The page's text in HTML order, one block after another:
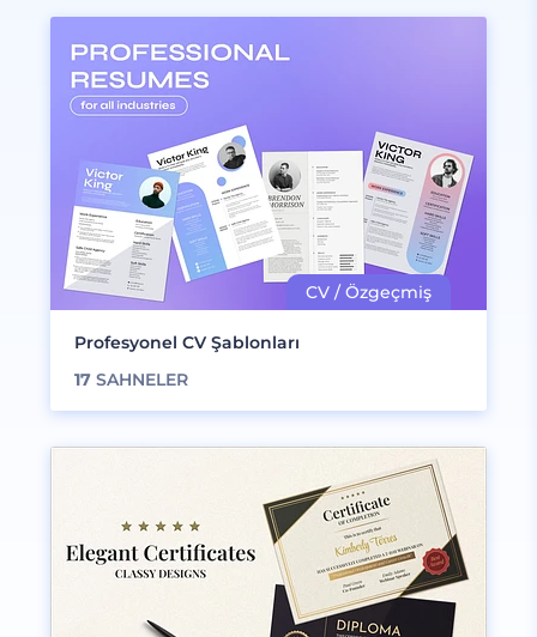
Profesyonel CV Şablonları
17 SAHNELER